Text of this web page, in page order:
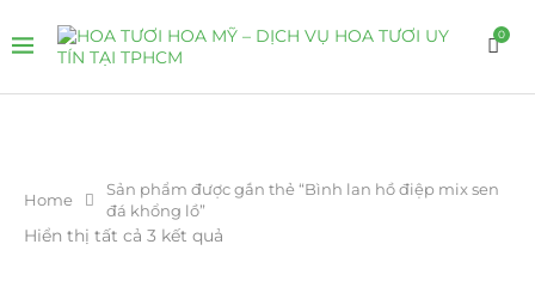
0
Home
Sản phẩm được gắn thẻ “Bình lan hồ điệp mix sen
đá khổng lồ”
Hiển thị tất cả 3 kết quả